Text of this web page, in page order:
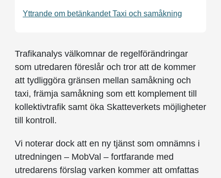
Yttrande om betänkandet Taxi och samåkning
Trafikanalys välkomnar de regelförändringar
som utredaren föreslår och tror att de kommer
att tydliggöra gränsen mellan samåkning och
taxi, främja samåkning som ett komplement till
kollektivtrafik samt öka Skatteverkets möjligheter
till kontroll.
Vi noterar dock att en ny tjänst som omnämns i
utredningen – MobVal – fortfarande med
utredarens förslag varken kommer att omfattas